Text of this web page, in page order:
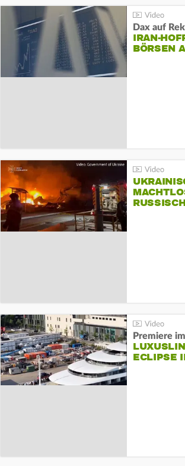
Dax auf
IRAN-
BÖRSEN
Premiere
ECLIPSE